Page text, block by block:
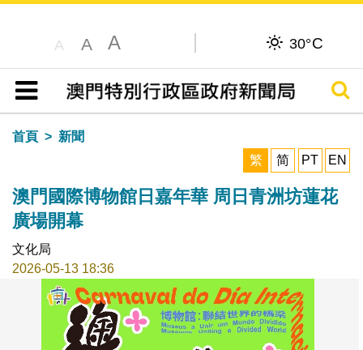
A A A 30°C
目錄
搜尋
首頁
新聞
繁
简 PT EN
澳門國際博物館日嘉年華 周日青洲坊蓮花
廣場開幕
文化局
2026-05-13 18:36